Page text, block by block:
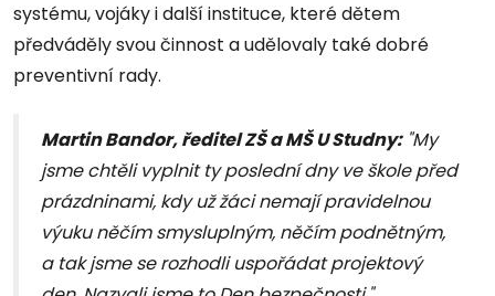
systému, vojáky i další instituce, které dětem
předváděly svou činnost a udělovaly také dobré
preventivní rady.
Martin Bandor, ředitel ZŠ a MŠ U Studny:"My
jsme chtěli vyplnit ty poslední dny ve škole před
prázdninami, kdy už žáci nemají pravidelnou
výuku něčím smysluplným, něčím podnětným,
a tak jsme se rozhodli uspořádat projektový